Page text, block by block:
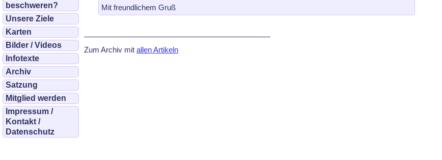
beschweren?
Unsere Ziele
Karten
Bilder / Videos
Infotexte
Archiv
Satzung
Mitglied werden
Impressum /
Kontakt /
Datenschutz
Mit freundlichem Gruß
Zum Archiv mit allen Artikeln